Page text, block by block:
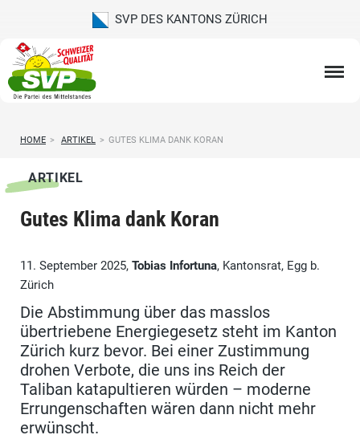
SVP DES KANTONS ZÜRICH
HOME > ARTIKEL > GUTES KLIMA DANK KORAN
ARTIKEL
Gutes Klima dank Koran
11. September 2025, Tobias Infortuna, Kantonsrat, Egg b.
Zürich
Die Abstimmung über das masslos
übertriebene Energiegesetz steht im Kanton
Zürich kurz bevor. Bei einer Zustimmung
drohen Verbote, die uns ins Reich der
Taliban katapultieren würden – moderne
Errungenschaften wären dann nicht mehr
erwünscht.